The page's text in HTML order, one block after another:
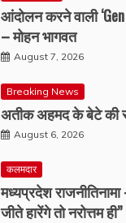
आंदोलन करने वाली ‘Gen
– मोहन भागवत
August 7, 2026
Breaking News
अतीक अहमद के बेटे की
August 6, 2026
कलमदार
मध्यप्रदेश राजनीतिनामा
जीते हारेंगे तो नरोत्तम ही”